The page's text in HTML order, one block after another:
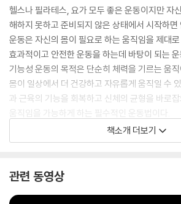
헬스나 필라테스, 요가 모두 좋은 운동이지만 자
해하지 못하고 준비되지 않은 상태에서 시작하
운동은 자신의 몸이 필요로 하는 움직임을 제대
효과적이고 안전한 운동을 하는데 바탕이 되는
기능성 운동의 목적은 단순히 체력을 기르는 움
몸이 일상에서 더 건강하고 자유롭게 움직일 수
과 근육의 기능을 회복하고 신체의 균형을 바로
움직임을 가능하게 하는 필수적인 운동법이다.
이 책에는 운동 중 흔히 겪는 부상과 통증의 원인
신만의 트레이너가 되야 한다고 한다. 나의 몸은
신체 상태를 이해하고 이에 맞는 방식을 선택하여
책소개 더보기
관련 동영상